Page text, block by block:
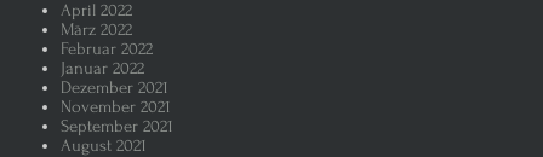
April 2022
März 2022
Februar 2022
Januar 2022
Dezember 2021
November 2021
September 2021
August 2021